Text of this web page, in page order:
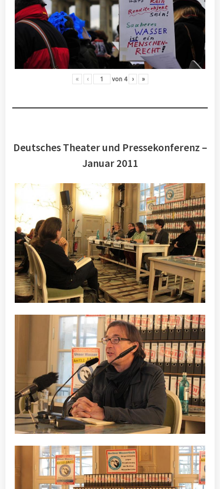
« ‹ von 4 › »
Deutsches Theater und Pressekonferenz –
Januar 2011